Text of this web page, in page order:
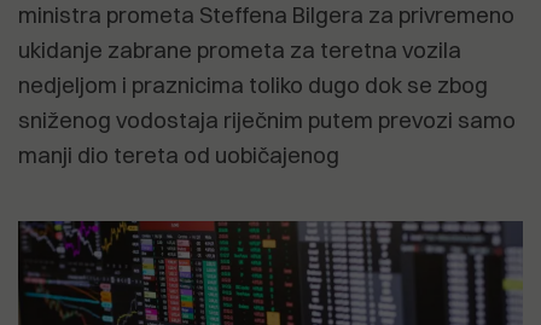
ministra prometa Steffena Bilgera za privremeno
ukidanje zabrane prometa za teretna vozila
nedjeljom i praznicima toliko dugo dok se zbog
sniženog vodostaja riječnim putem prevozi samo
manji dio tereta od uobičajenog